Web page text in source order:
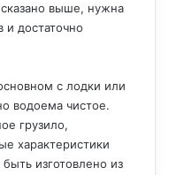
выше, нужна
и достаточно
с лодки или
водоема чистое.
грузило,
характеристики
изготовлено из